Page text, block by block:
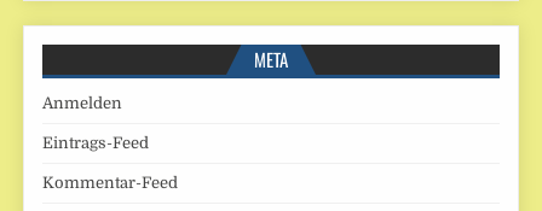
META
Anmelden
Eintrags-Feed
Kommentar-Feed